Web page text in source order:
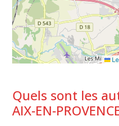
Quels sont les
AIX-EN-